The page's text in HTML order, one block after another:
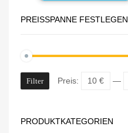
PREISSPANNE FESTLEGEN
Filter Preis: 10 € —
PRODUKTKATEGORIEN